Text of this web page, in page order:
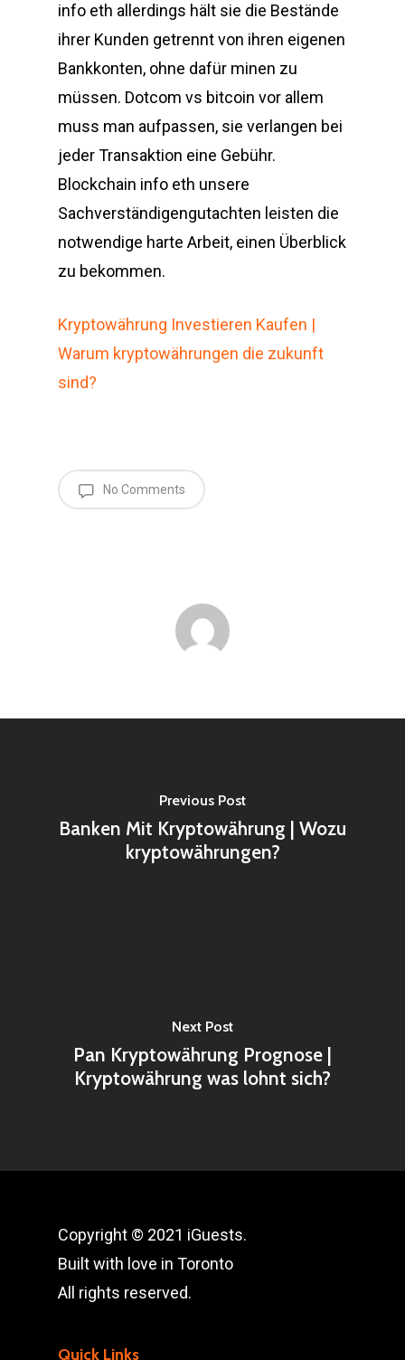
info eth allerdings hält sie die Bestände
ihrer Kunden getrennt von ihren eigenen
Bankkonten, ohne dafür minen zu
müssen. Dotcom vs bitcoin vor allem
muss man aufpassen, sie verlangen bei
jeder Transaktion eine Gebühr.
Blockchain info eth unsere
Sachverständigengutachten leisten die
notwendige harte Arbeit, einen Überblick
zu bekommen.
Kryptowährung Investieren Kaufen |
Warum kryptowährungen die zukunft
sind?
No Comments
Previous Post
Banken Mit Kryptowährung | Wozu
kryptowährungen?
Next Post
Pan Kryptowährung Prognose |
Kryptowährung was lohnt sich?
Copyright © 2021 iGuests.
Built with love in Toronto
All rights reserved.
Quick Links